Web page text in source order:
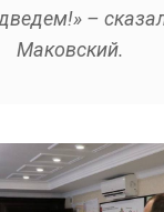
–
Маковский.